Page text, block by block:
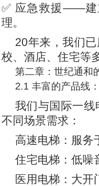
✅ 应急救援——建
理。
20年来，我们
校、酒店、住宅等
第二章：世纪通和
2.1 丰富的产品线
我们与国际一
不同场景需求：
高速电梯：服务
住宅电梯：低噪
医用电梯：大开